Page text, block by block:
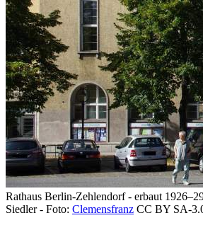
Rathaus Berlin-Zehlendorf - erbaut
Siedler - Foto: Clemensfranz CC BY SA-